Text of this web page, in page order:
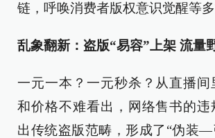
链，呼唤消费者版权意识觉醒等多
乱象翻新：盗版“易容”上架 流量
一元一本？一元秒杀？从直播间
和价格不难看出，网络售书的违
出传统盗版范畴，形成了“伪装